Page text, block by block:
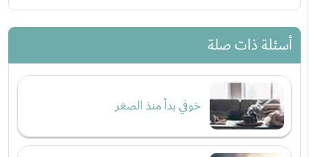
أسئلة ذات صلة
خوفي بدأ منذ الصغر